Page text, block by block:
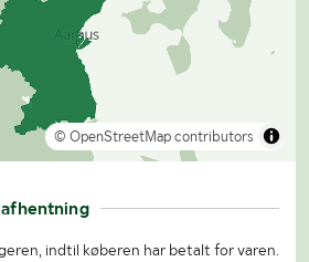
© OpenStreetMap contributors
indtil køberen har betalt for varen.